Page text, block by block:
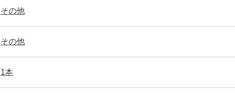
その他
その他
1本